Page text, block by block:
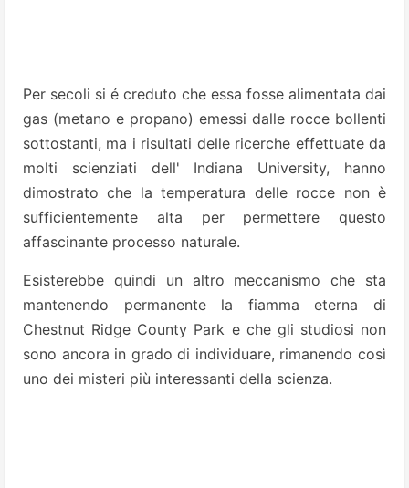
Per secoli si é creduto che essa fosse alimentata dai
gas (metano e propano) emessi dalle rocce bollenti
sottostanti, ma i risultati delle ricerche effettuate da
molti scienziati dell' Indiana University, hanno
dimostrato che la temperatura delle rocce non è
sufficientemente alta per permettere questo
affascinante processo naturale.
Esisterebbe quindi un altro meccanismo che sta
mantenendo permanente la fiamma eterna di
Chestnut Ridge County Park e che gli studiosi non
sono ancora in grado di individuare, rimanendo così
uno dei misteri più interessanti della scienza.